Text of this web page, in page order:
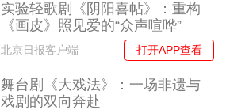
实验轻歌剧《阴阳喜帖》：重构
《画皮》照见爱的“众声喧哗”
北京日报客户端 打开APP查看
舞台剧《大戏法》：一场非遗与
戏剧的双向奔赴